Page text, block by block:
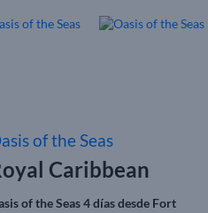
of the Seas
Caribbean
of the Seas 4 días desde Fort